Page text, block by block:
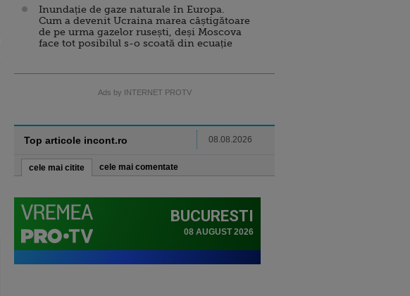
Inundație de gaze naturale în Europa.
Cum a devenit Ucraina marea câștigătoare
de pe urma gazelor rusești, deși Moscova
face tot posibilul s-o scoată din ecuație
Ads by INTERNET PROTV
Top articole incont.ro 08.08.2026
cele mai citite cele mai comentate